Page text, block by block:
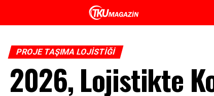
PROJE TAŞIMA LOJISTIĞI
2026, Lojistikte